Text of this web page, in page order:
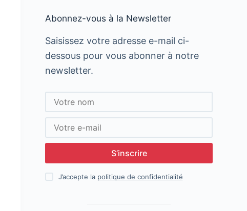
Abonnez-vous à la Newsletter
Saisissez votre adresse e-mail ci-
dessous pour vous abonner à notre
newsletter.
S’inscrire
J’accepte la politique de confidentialité